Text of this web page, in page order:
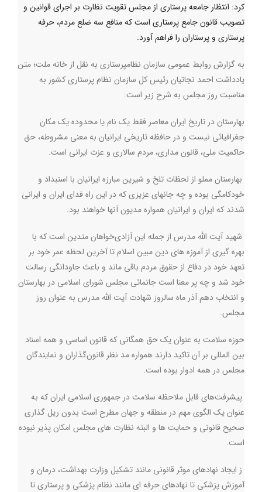
کرد: انتظار جامعه پرستاری از مجلس تقویت نظارت بر اجرای قوانین و
تصویب قانون جامع پرستاری است که منافع سه ضلع مردم، حرفه
پرستاری و پرستاران را فراهم آورد.
به گزارش روابط عمومی سازمان نظامپرستاری به نقل از خانه ملت؛ متن
یادداشت احمد نجاتیان رئیس کل سازمان نظام پرستاری کشور به
مناسبت روز مجلس به شرح زیر است:
بهارستان در تاریخ ایران معاصر فقط یک نام یا محدوده یک مکان
جغرافیائی نیست و در حافظه تاریخی ایرانیان به معنی مشروطه، حق
حاکمیت ملی، قانون مداری، مردم سالاری و عزت ایرانی است.
بهارستان مملو از لحظات تلخ و شیرین مبارزه ایرانیان با استبداد و
خودکامگی بوده و چه جانهای عزیزی که در این راه فدای ایران و ایرانی
شدند که ایران و ایرانیان همواره مدیون آنها خواهند بود.
شهید آیت الله مدرس از جمله این آزادی‌خواهان متدین است که با
بهره گیری از آموزه های دین مبین اسلام تا آخرین لحظه عمر خود بر
تعهد خود در دفاع از حقوق مردم باقی ماند و باعث جاودانگی رسالت
خود شد و چه پر معنا است جانمائی مجلس شورای اسلامی در بهارستان
و انتخاب دهم آذر ماه سالروز شهادت آیت الله مدرس به عنوان روز
مجلس.
حوزه سلامت به عنوان یک حق همگانی که قانون اساسی و همه اسناد
بین المللی بر آن تاکید دارند همواره مد نظر قانون‌گذاران و نمایندگان
مجلس در همه ادوار بوده است.
پیشرفت‌های قابل ملاحظه سلامت در جمهوری اسلامی ایران که به
عنوان یک الگوی مهم در منطقه و جهان مطرح است بدون ریل گذاری
صحیح قانونی و حمایت ها و البته نظارت های مجلس امکان پذیر نبوده
است.
ز ایجاد نهادهای موثر قانونی مانند تشکیل وزارت بهداشت، درمان و
آموزش پزشکی تا نهادهای حرفه ای مانند نظام پزشکی و پرستاری تا